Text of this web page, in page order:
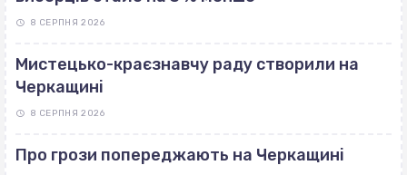
8 СЕРПНЯ 2026
Мистецько-краєзнавчу раду створили на
Черкащині
8 СЕРПНЯ 2026
Про грози попереджають на Черкащині